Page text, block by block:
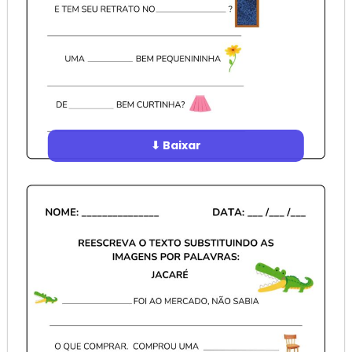
⬇ Baixar